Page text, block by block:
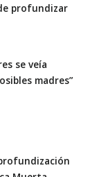
profundizar
se veía
madres”